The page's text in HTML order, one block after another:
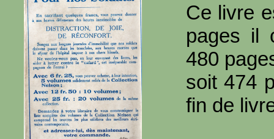
Ce livre
pages il
480
soit 474
fin de